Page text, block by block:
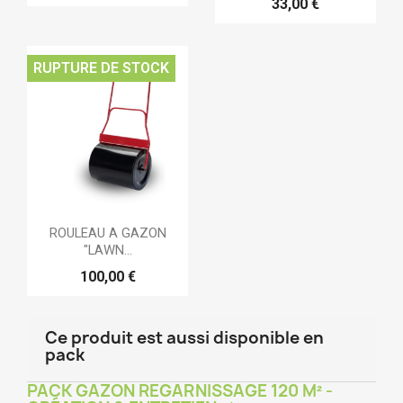
33,00 €
ROULEAU A GAZON
"LAWN...
100,00 €
RUPTURE DE STOCK
Ce produit est aussi disponible en
pack
PACK GAZON REGARNISSAGE 120 M² -